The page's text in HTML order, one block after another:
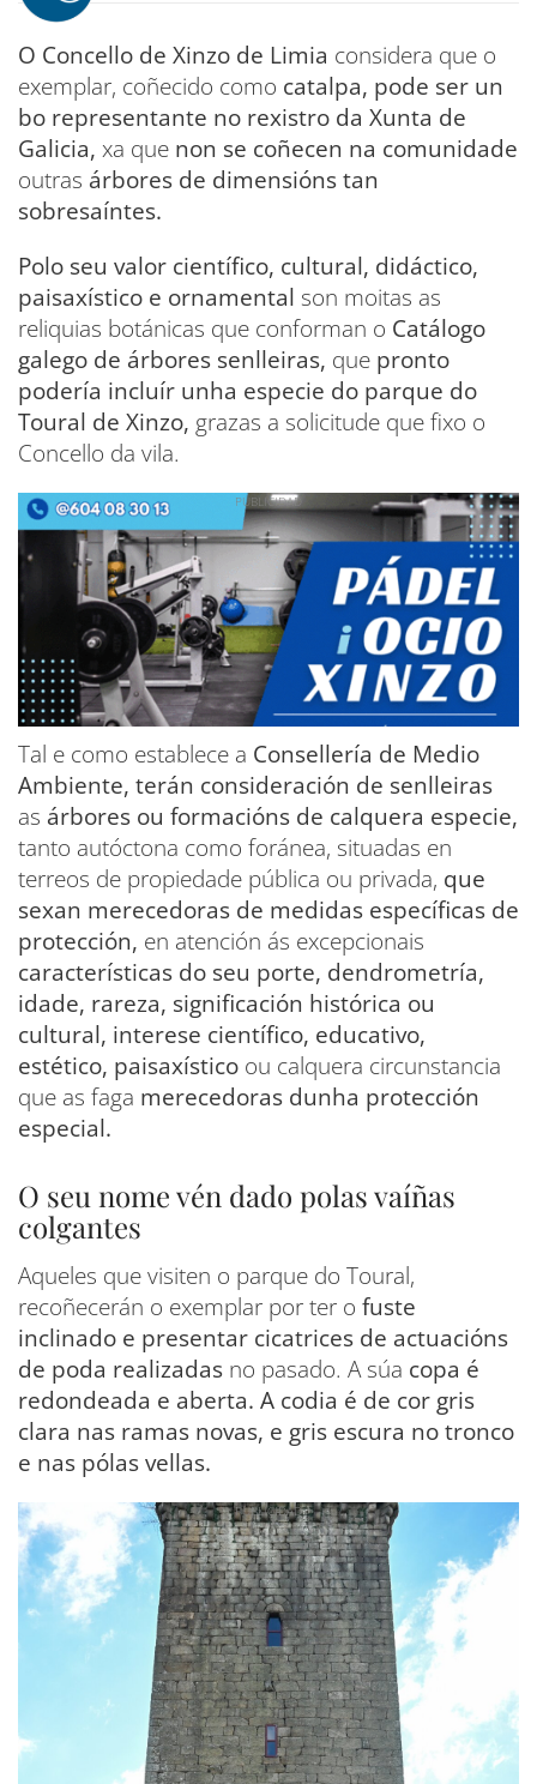
O Concello de Xinzo de Limia considera que o
exemplar, coñecido como catalpa, pode ser un
bo representante no rexistro da Xunta de
Galicia, xa que non se coñecen na comunidade
outras árbores de dimensións tan
sobresaíntes.
Polo seu valor científico, cultural, didáctico,
paisaxístico e ornamental son moitas as
reliquias botánicas que conforman o Catálogo
galego de árbores senlleiras, que pronto
podería incluír unha especie do parque do
Toural de Xinzo, grazas a solicitude que fixo o
Concello da vila.
Tal e como establece a Consellería de Medio
Ambiente, terán consideración de senlleiras
as árbores ou formacións de calquera especie,
tanto autóctona como foránea, situadas en
terreos de propiedade pública ou privada, que
sexan merecedoras de medidas específicas de
protección, en atención ás excepcionais
características do seu porte, dendrometría,
idade, rareza, significación histórica ou
cultural, interese científico, educativo,
estético, paisaxístico ou calquera circunstancia
que as faga merecedoras dunha protección
especial.
O seu nome vén dado polas vaíñas
colgantes
Aqueles que visiten o parque do Toural,
recoñecerán o exemplar por ter o fuste
inclinado e presentar cicatrices de actuacións
de poda realizadas no pasado. A súa copa é
redondeada e aberta. A codia é de cor gris
clara nas ramas novas, e gris escura no tronco
e nas pólas vellas.